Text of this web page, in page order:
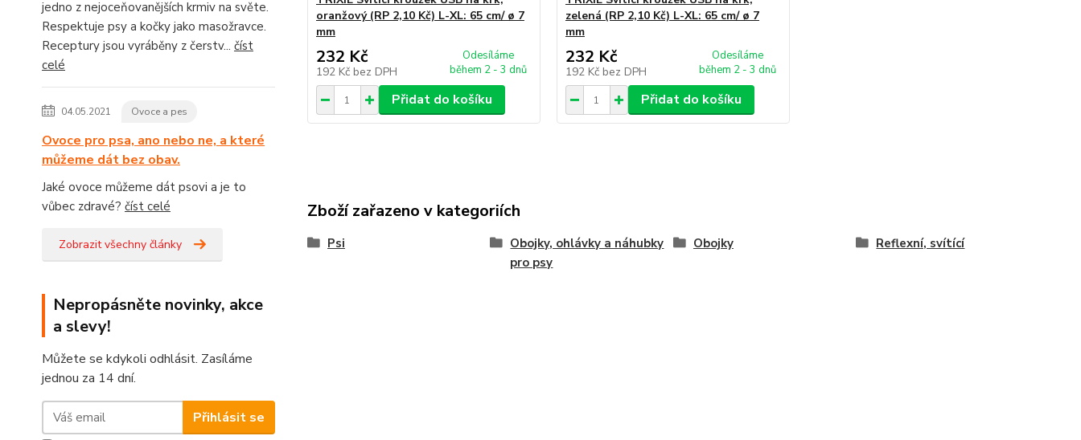
jedno z nejoceňovanějších krmiv na světe.
Respektuje psy a kočky jako masožravce.
Receptury jsou vyráběny z čerstv... číst
celé
04.05.2021 Ovoce a pes
Ovoce pro psa, ano nebo ne, a které
můžeme dát bez obav.
Jaké ovoce můžeme dát psovi a je to
vůbec zdravé? číst celé
Zobrazit všechny články
Nepropásněte novinky, akce
a slevy!
Můžete se kdykoli odhlásit. Zasíláme
jednou za 14 dní.
Přihlásit se
oranžový (RP 2,10 Kč) L-XL: 65 cm/ ø 7
mm
232 Kč
192 Kč bez DPH
Odesíláme
během 2 - 3 dnů
Přidat do košíku
zelená (RP 2,10 Kč) L-XL: 65 cm/ ø 7
mm
232 Kč
192 Kč bez DPH
Odesíláme
během 2 - 3 dnů
Přidat do košíku
Zboží zařazeno v kategoriích
Psi
Obojky, ohlávky a náhubky
pro psy
Obojky Reflexní, svítící